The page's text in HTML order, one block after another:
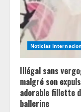
d
i
n
g
Noticias
Illégal sans
malgré son
adorable fillette
ballerine